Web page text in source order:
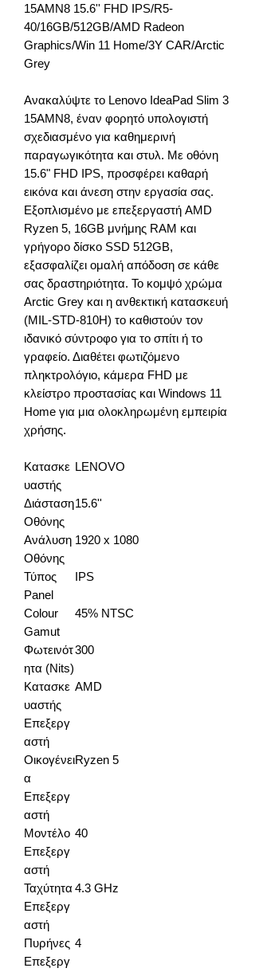
15AMN8 15.6'' FHD IPS/R5-
40/16GB/512GB/AMD Radeon
Graphics/Win 11 Home/3Y CAR/Arctic
Grey
Ανακαλύψτε το Lenovo IdeaPad Slim 3
15AMN8, έναν φορητό υπολογιστή
σχεδιασμένο για καθημερινή
παραγωγικότητα και στυλ. Με οθόνη
15.6" FHD IPS, προσφέρει καθαρή
εικόνα και άνεση στην εργασία σας.
Εξοπλισμένο με επεξεργαστή AMD
Ryzen 5, 16GB μνήμης RAM και
γρήγορο δίσκο SSD 512GB,
εξασφαλίζει ομαλή απόδοση σε κάθε
σας δραστηριότητα. Το κομψό χρώμα
Arctic Grey και η ανθεκτική κατασκευή
(MIL-STD-810H) το καθιστούν τον
ιδανικό σύντροφο για το σπίτι ή το
γραφείο. Διαθέτει φωτιζόμενο
πληκτρολόγιο, κάμερα FHD με
κλείστρο προστασίας και Windows 11
Home για μια ολοκληρωμένη εμπειρία
χρήσης.
Κατασκε
υαστής
LENOVO
Διάσταση
Οθόνης
15.6''
Ανάλυση
Οθόνης
1920 x 1080
Τύπος
Panel
IPS
Colour
Gamut
45% NTSC
Φωτεινότ
ητα (Nits)
300
Κατασκε
υαστής
Επεξεργ
αστή
AMD
Οικογένει
α
Επεξεργ
αστή
Ryzen 5
Μοντέλο
Επεξεργ
αστή
40
Ταχύτητα
Επεξεργ
αστή
4.3 GHz
Πυρήνες
Επεξεργ
4